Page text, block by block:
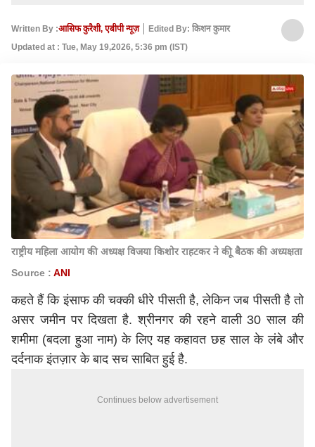
Written By :आसिफ कुरैशी, एबीपी न्यूज़
Edited By: किशन कुमार
Updated at : Tue, May 19,2026, 5:36 pm (IST)
राष्ट्रीय महिला आयोग की अध्यक्ष विजया किशोर राहटकर ने कीू बैठक की अध्यक्षता
Source : ANI
कहते हैं कि इंसाफ की चक्की धीरे पीसती है, लेकिन जब पीसती है तो
असर जमीन पर दिखता है. श्रीनगर की रहने वाली 30 साल की
शमीमा (बदला हुआ नाम) के लिए यह कहावत छह साल के लंबे और
दर्दनाक इंतज़ार के बाद सच साबित हुई है.
Continues below advertisement